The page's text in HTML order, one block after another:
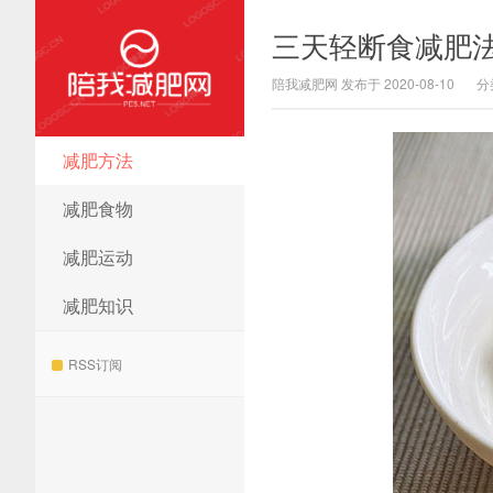
陪我减肥网
减肥方法
减肥食物
减肥运动
减肥知识
RSS订阅
三天轻断食减肥
陪我减肥网 发布于 2020-08-10 分